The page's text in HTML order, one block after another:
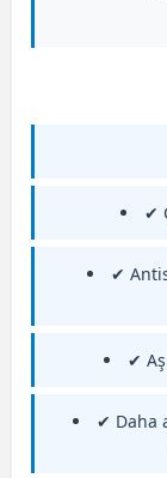
✔
✔
✔
✔ Daha